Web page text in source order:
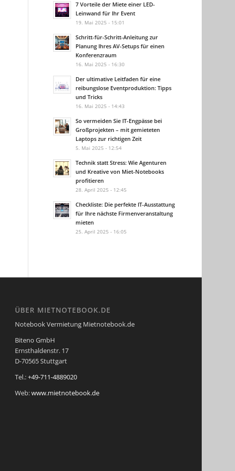
7 Vorteile der Miete einer LED-
Leinwand für Ihr Event
19. Mai 2025 - 15:01
Schritt-für-Schritt-Anleitung zur
Planung Ihres AV-Setups für einen
Konferenzraum
16. Mai 2025 - 16:30
Der ultimative Leitfaden für eine
reibungslose Eventproduktion: Tipps
und Tricks
16. Mai 2025 - 14:43
So vermeiden Sie IT-Engpässe bei
Großprojekten – mit gemieteten
Laptops zur richtigen Zeit
5. Mai 2025 - 12:54
Technik statt Stress: Wie Agenturen
und Kreative von Miet-Notebooks
profitieren
28. April 2025 - 12:45
Checkliste: Die perfekte IT-Ausstattung
für Ihre nächste Firmenveranstaltung
mieten
25. April 2025 - 16:05
ÜBER MIETNOTEBOOK.DE
Notebook Vermietung Mietnotebook.de
Biteno GmbH
Ernsthaldenstr. 17
D-70565 Stuttgart
Tel.:+49-711-4889020
Web:www.mietnotebook.de